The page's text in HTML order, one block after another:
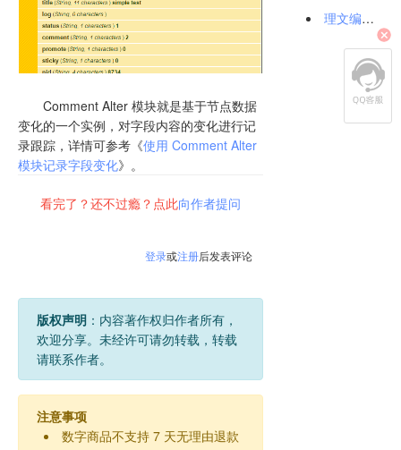
Comment Alter 模块就是基于节点数据
变化的一个实例，对字段内容的变化进行记
录跟踪，详情可参考《使用 Comment Alter
模块记录字段变化》。
看完了？还不过瘾？点此向作者提问
登录或注册后发表评论
版权声明 ：内容著作权归作者所有，
欢迎分享。未经许可请勿转载，转载
请联系作者。
注意事项
数字商品不支持 7 天无理由退款
理文编辑日本团队招聘 Drupal 工程师